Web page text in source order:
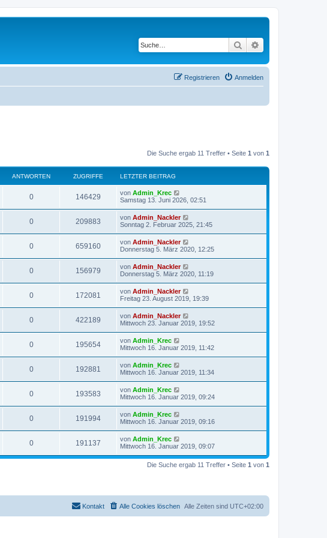
Suche
Anmelden
Registrieren
Die Suche ergab 11 Treffer • Seite 1 von 1
ANTWORTEN ZUGRIFFE LETZTER BEITRAG
0 146429 von Admin_Krec
Samstag 13. Juni 2026, 02:51
0 209883 von Admin_Nackler
Sonntag 2. Februar 2025, 21:45
0 659160 von Admin_Nackler
Donnerstag 5. März 2020, 12:25
0 156979 von Admin_Nackler
Donnerstag 5. März 2020, 11:19
0 172081 von Admin_Nackler
Freitag 23. August 2019, 19:39
0 422189 von Admin_Nackler
Mittwoch 23. Januar 2019, 19:52
0 195654 von Admin_Krec
Mittwoch 16. Januar 2019, 11:42
0 192881 von Admin_Krec
Mittwoch 16. Januar 2019, 11:34
0 193583 von Admin_Krec
Mittwoch 16. Januar 2019, 09:24
0 191994 von Admin_Krec
Mittwoch 16. Januar 2019, 09:16
0 191137 von Admin_Krec
Mittwoch 16. Januar 2019, 09:07
Die Suche ergab 11 Treffer • Seite 1 von 1
Alle Zeiten sind UTC+02:00
Alle Cookies löschen
Kontakt